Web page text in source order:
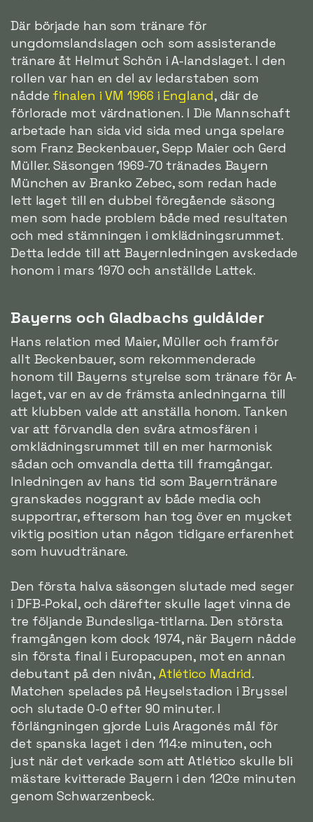
Där började han som tränare för
ungdomslandslagen och som assisterande
tränare åt Helmut Schön i A-landslaget. I den
rollen var han en del av ledarstaben som
nådde finalen i VM 1966 i England, där de
förlorade mot värdnationen. I Die Mannschaft
arbetade han sida vid sida med unga spelare
som Franz Beckenbauer, Sepp Maier och Gerd
Müller. Säsongen 1969-70 tränades Bayern
München av Branko Zebec, som redan hade
lett laget till en dubbel föregående säsong
men som hade problem både med resultaten
och med stämningen i omklädningsrummet.
Detta ledde till att Bayernledningen avskedade
honom i mars 1970 och anställde Lattek.
Bayerns och Gladbachs guldålder
Hans relation med Maier, Müller och framför
allt Beckenbauer, som rekommenderade
honom till Bayerns styrelse som tränare för A-
laget, var en av de främsta anledningarna till
att klubben valde att anställa honom. Tanken
var att förvandla den svåra atmosfären i
omklädningsrummet till en mer harmonisk
sådan och omvandla detta till framgångar.
Inledningen av hans tid som Bayerntränare
granskades noggrant av både media och
supportrar, eftersom han tog över en mycket
viktig position utan någon tidigare erfarenhet
som huvudtränare.
Den första halva säsongen slutade med seger
i DFB-Pokal, och därefter skulle laget vinna de
tre följande Bundesliga-titlarna. Den största
framgången kom dock 1974, när Bayern nådde
sin första final i Europacupen, mot en annan
debutant på den nivån, Atlético Madrid.
Matchen spelades på Heyselstadion i Bryssel
och slutade 0-0 efter 90 minuter. I
förlängningen gjorde Luis Aragonés mål för
det spanska laget i den 114:e minuten, och
just när det verkade som att Atlético skulle bli
mästare kvitterade Bayern i den 120:e minuten
genom Schwarzenbeck.